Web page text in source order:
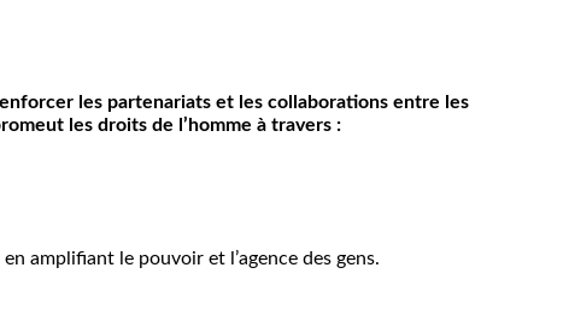
les partenariats et les collaborations entre les
les droits de l’homme à travers :
amplifiant le pouvoir et l’agence des gens.